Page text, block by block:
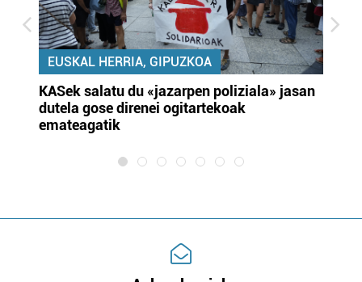
EUSKAL HERRIA, GIPUZKOA
KASek salatu du «jazarpen poliziala» jasan
dutela gose direnei ogitartekoak
emateagatik